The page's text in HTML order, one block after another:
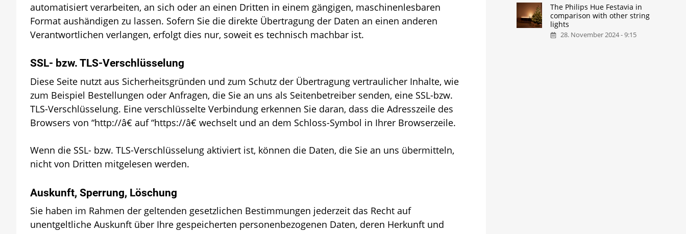
automatisiert verarbeiten, an sich oder an einen Dritten in einem gängigen, maschinenlesbaren
Format aushändigen zu lassen. Sofern Sie die direkte Übertragung der Daten an einen anderen
Verantwortlichen verlangen, erfolgt dies nur, soweit es technisch machbar ist.
SSL- bzw. TLS-Verschlüsselung
Diese Seite nutzt aus Sicherheitsgründen und zum Schutz der Übertragung vertraulicher Inhalte, wie
zum Beispiel Bestellungen oder Anfragen, die Sie an uns als Seitenbetreiber senden, eine SSL-bzw.
TLS-Verschlüsselung. Eine verschlüsselte Verbindung erkennen Sie daran, dass die Adresszeile des
Browsers von “http://â€ auf “https://â€ wechselt und an dem Schloss-Symbol in Ihrer Browserzeile.
Wenn die SSL- bzw. TLS-Verschlüsselung aktiviert ist, können die Daten, die Sie an uns übermitteln,
nicht von Dritten mitgelesen werden.
Auskunft, Sperrung, Löschung
Sie haben im Rahmen der geltenden gesetzlichen Bestimmungen jederzeit das Recht auf
unentgeltliche Auskunft über Ihre gespeicherten personenbezogenen Daten, deren Herkunft und
The Philips Hue Festavia in
comparison with other string
lights
28. November 2024 - 9:15